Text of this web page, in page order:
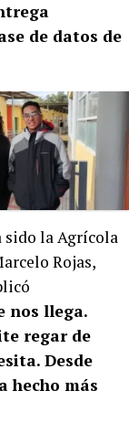
de datos de
sido la Agrícola
Rojas,
nos llega.
regar de
Desde
hecho más